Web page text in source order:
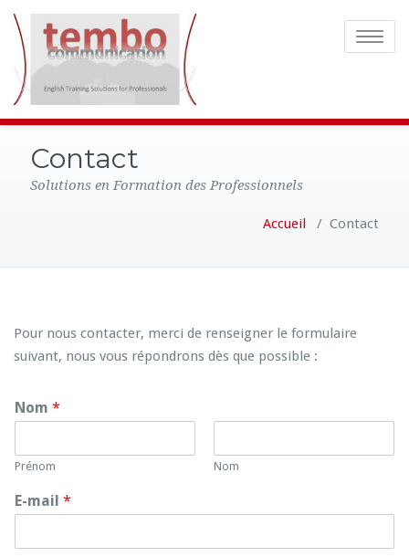
Toggle
Contact
Solutions en Formation des Professionnels
Accueil / Contact
Pour nous contacter, merci de renseigner le formulaire
suivant, nous vous répondrons dès que possible :
Nom *
Prénom Nom
E-mail *